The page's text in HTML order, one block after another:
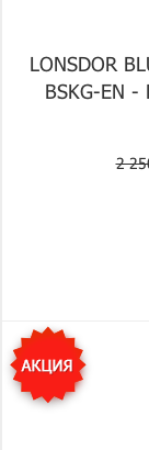
LONSDOR
BSKG-
2